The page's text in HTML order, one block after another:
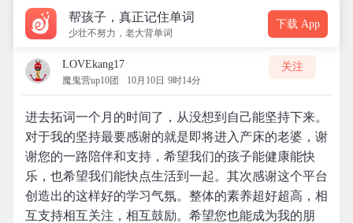
帮孩子，真正记住单词
少壮不努力，老大背单词
下载 App
LOVEkang17
魔鬼营up10团 10月10日 9时14分
关注
进去拓词一个月的时间了，从没想到自己能坚持下来。
对于我的坚持最要感谢的就是即将进入产床的老婆，谢
谢您的一路陪伴和支持，希望我们的孩子能健康能快
乐，也希望我们能快点生活到一起。其次感谢这个平台
创造出的这样好的学习气氛。整体的素养超好超高，相
互支持相互关注，相互鼓励。希望您也能成为我的朋